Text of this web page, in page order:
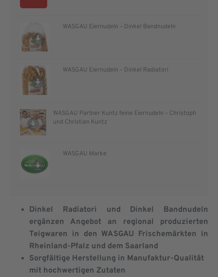
WASGAU Eiernudeln – Dinkel Bandnudeln
WASGAU Eiernudeln – Dinkel Radiatori
WASGAU Partner Kuntz feine Eiernudeln – Christoph
und Christian Kuntz
WASGAU Marke
Dinkel Radiatori und Dinkel Bandnudeln
ergänzen Angebot an regional produzierten
Teigwaren in den WASGAU Frischemärkten in
Rheinland-Pfalz und dem Saarland
Sorgfältige Herstellung in Manufaktur-Qualität
mit hochwertigen Zutaten